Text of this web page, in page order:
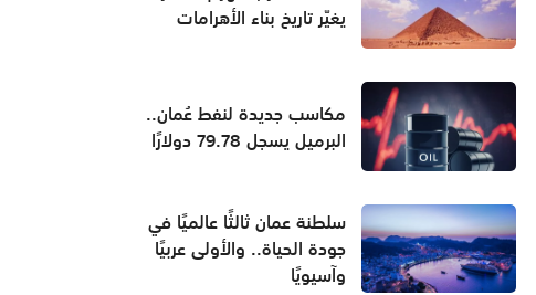
يغيّر تاريخ بناء الأهرامات
مكاسب جديدة لنفط عُمان..
البرميل يسجل 79.78 دولارًا
سلطنة عمان ثالثًا عالميًا في
جودة الحياة.. والأولى عربيًا
وآسيويًا